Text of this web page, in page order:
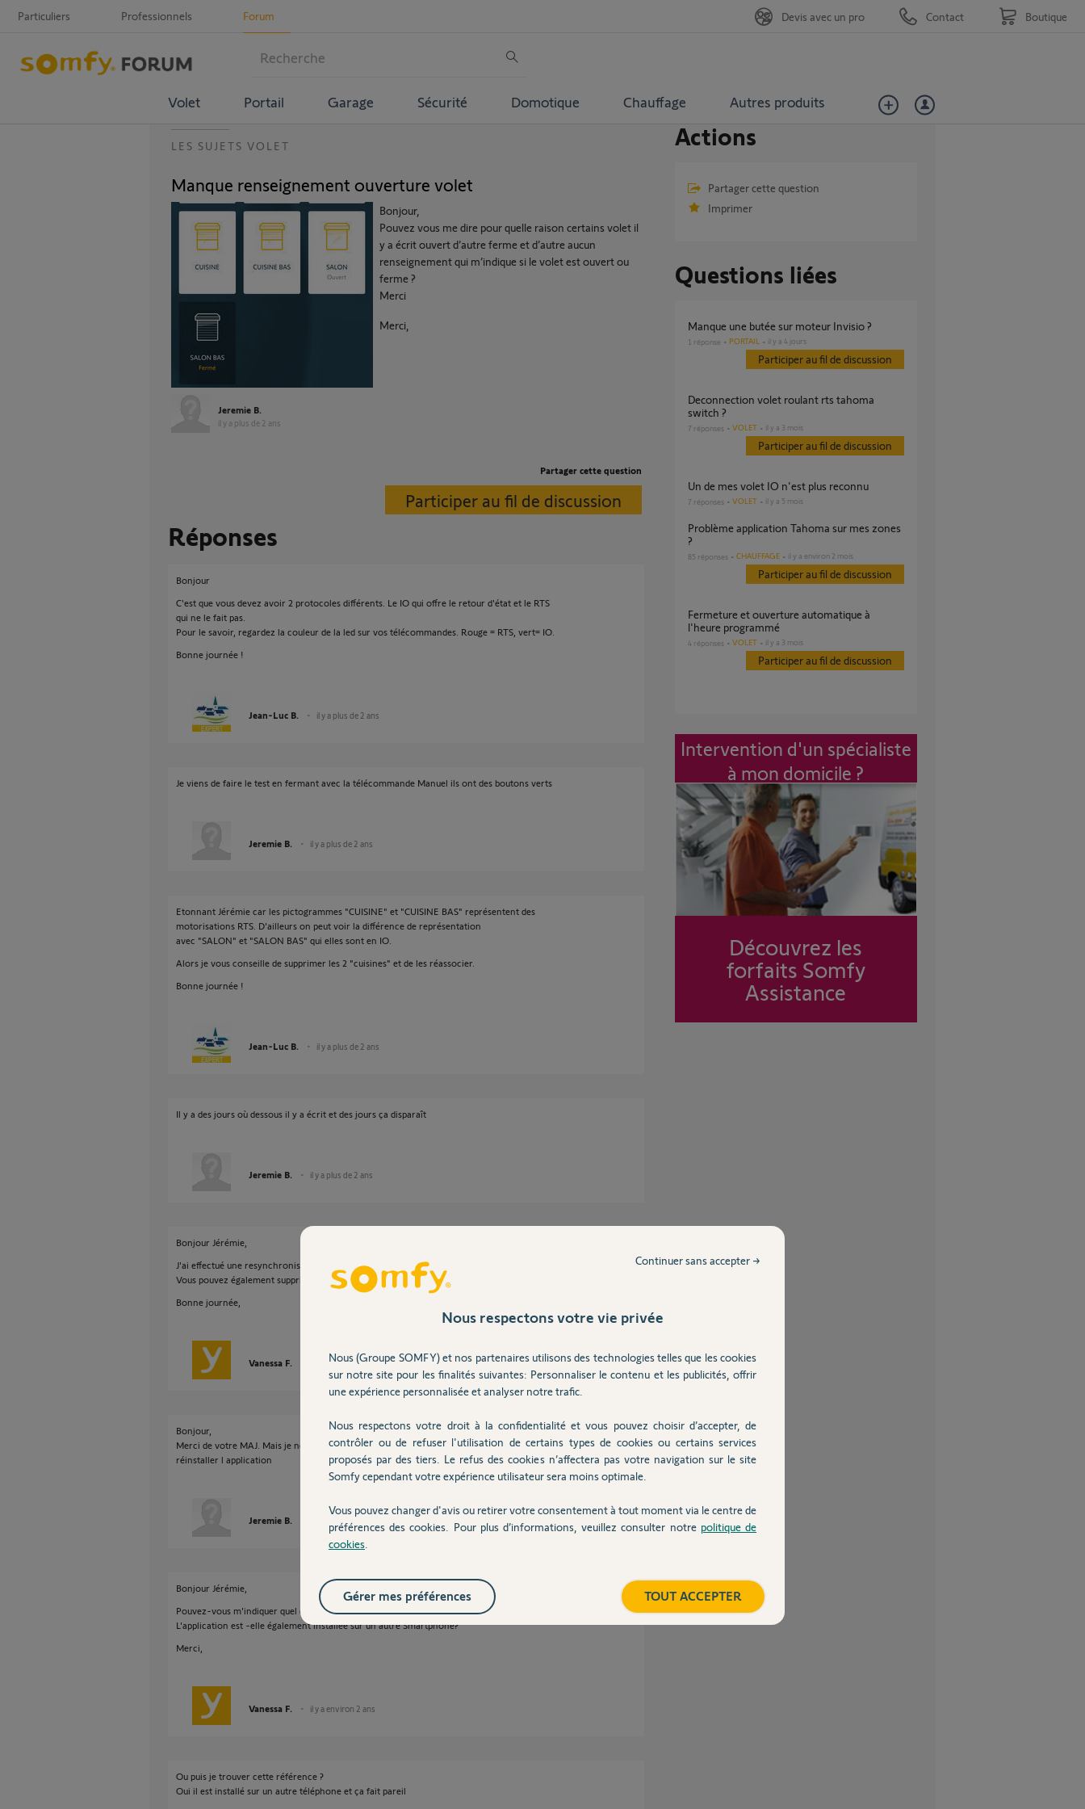
Particuliers Professionnels Forum
Volet Portail Garage Sécurité Domotique Chauffage Autres produits
Devis avec un pro Contact Boutique
LES SUJETS VOLET
Manque renseignement ouverture volet
Bonjour,
Pouvez vous me dire pour quelle raison certains volet il
y a écrit ouvert d’autre ferme et d’autre aucun
renseignement qui m’indique si le volet est ouvert ou
ferme ?
Merci
Merci,
Jeremie B.
il y a plus de 2 ans
Partager cette question
Participer au fil de discussion
Réponses
Bonjour
C'est que vous devez avoir 2 protocoles différents. Le IO qui offre le retour d'état et le RTS
qui ne le fait pas.
Pour le savoir, regardez la couleur de la led sur vos télécommandes. Rouge = RTS, vert= IO.
Bonne journée !
Jean-Luc B. il y a plus de 2 ans
Je viens de faire le test en fermant avec la télécommande Manuel ils ont des boutons verts
Jeremie B. il y a plus de 2 ans
Etonnant Jérémie car les pictogrammes "CUISINE" et "CUISINE BAS" représentent des
motorisations RTS. D'ailleurs on peut voir la différence de représentation
avec "SALON" et "SALON BAS" qui elles sont en IO.
Alors je vous conseille de supprimer les 2 "cuisines" et de les réassocier.
Bonne journée !
Jean-Luc B. il y a plus de 2 ans
Il y a des jours où dessous il y a écrit et des jours ça disparaît
Jeremie B. il y a plus de 2 ans
Bonjour Jérémie,
J'ai effectué une resynchronisation de votre box avec nos serveurs.
Vous pouvez également supprimer et télécharger de nouveau l'application.
Bonne journée,
Vanessa F. il y a environ 2 ans
Bonjour,
Merci de votre MAJ. Mais je ne vois pas à mon niveau de changement malgré que j’ai
réinstaller l application
Jeremie B. il y a environ 2 ans
Bonjour Jérémie,
Pouvez-vous m'indiquer quel est le modèle de vos motorisations concernées?
L'application est -elle également installée sur un autre Smartphone?
Merci,
Vanessa F. il y a environ 2 ans
Ou puis je trouver cette référence ?
Oui il est installé sur un autre téléphone et ça fait pareil
Actions
Partager cette question
Imprimer
Questions liées
Manque une butée sur moteur Invisio ?
1 réponse PORTAIL il y a 4 jours
Participer au fil de discussion
deconnection volet roulant rts tahoma
switch ?
7 réponses VOLET il y a 3 mois
Participer au fil de discussion
Un de mes volet IO n'est plus reconnu
7 réponses VOLET il y a 5 mois
Problème application Tahoma sur mes zones
?
85 réponses CHAUFFAGE il y a environ 2 mois
Participer au fil de discussion
Fermeture et ouverture automatique à
l'heure programmé
4 réponses VOLET il y a 3 mois
Participer au fil de discussion
Intervention d'un spécialiste
à mon domicile ?
Découvrez les
forfaits Somfy
Assistance
Nous respectons votre vie privée
Nous (Groupe SOMFY) et nos partenaires utilisons des technologies telles que les cookies
sur notre site pour les finalités suivantes: Personnaliser le contenu et les publicités, offrir
une expérience personnalisée et analyser notre trafic.
Nous respectons votre droit à la confidentialité et vous pouvez choisir d’accepter, de
contrôler ou de refuser l'utilisation de certains types de cookies ou certains services
proposés par des tiers. Le refus des cookies n’affectera pas votre navigation sur le site
Somfy cependant votre expérience utilisateur sera moins optimale.
Vous pouvez changer d'avis ou retirer votre consentement à tout moment via le centre de
préférences des cookies. Pour plus d’informations, veuillez consulter notre politique de
cookies
Continuer sans accepter →
TOUT ACCEPTER
Gérer mes préférences